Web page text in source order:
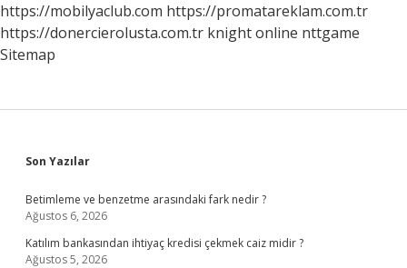
https://mobilyaclub.com https://promatareklam.com.tr
https://donercierolusta.com.tr knight online nttgame
Sitemap
Sidebar
Son Yazılar
Betimleme ve benzetme arasındaki fark nedir ?
Ağustos 6, 2026
Katılım bankasından ihtiyaç kredisi çekmek caiz midir ?
Ağustos 5, 2026